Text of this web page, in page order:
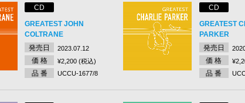
CD
GREATEST JOHN
COLTRANE
発売日
2023.07.12
価 格 ¥2,200 (税込)
品 番 UCCU-1677/8
CD
GREATEST
PARKER
発売日
価 格
品 番